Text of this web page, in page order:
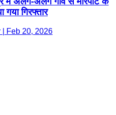
गिरफ्तार
| Feb 20, 2026